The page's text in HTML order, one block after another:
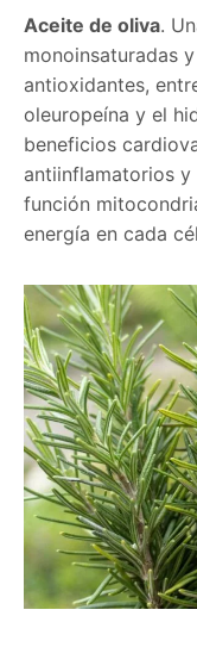
Aceite de oliva.
monoinsaturadas
antioxidantes,
oleuropeína y el
beneficios
antiinflamatorios y
función
energía en cada